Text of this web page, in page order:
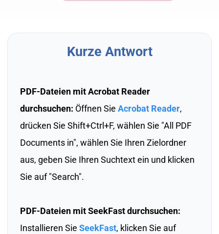
Kurze Antwort
PDF-Dateien mit Acrobat Reader
durchsuchen: Öffnen Sie Acrobat Reader,
drücken Sie Shift+Ctrl+F, wählen Sie "All PDF
Documents in", wählen Sie Ihren Zielordner
aus, geben Sie Ihren Suchtext ein und klicken
Sie auf "Search".
PDF-Dateien mit SeekFast durchsuchen:
Installieren Sie SeekFast, klicken Sie auf